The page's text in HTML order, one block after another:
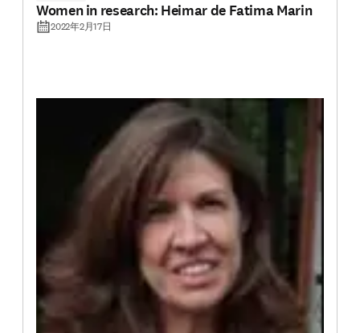
Women in research: Heimar de Fatima Marin
2022年2月17日